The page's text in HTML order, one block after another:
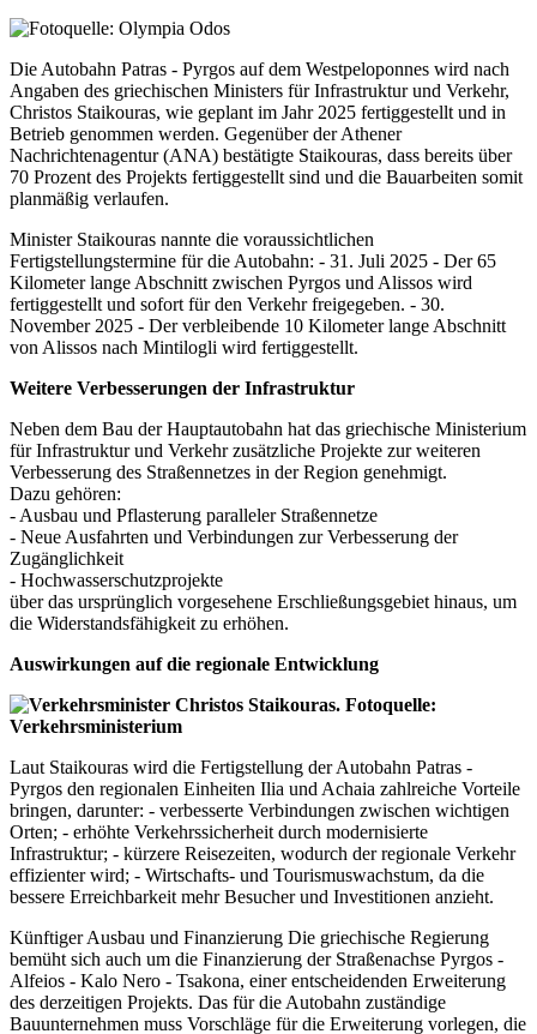
Die Autobahn Patras - Pyrgos auf dem Westpeloponnes wird nach
Angaben des griechischen Ministers für Infrastruktur und Verkehr,
Christos Staikouras, wie geplant im Jahr 2025 fertiggestellt und in
Betrieb genommen werden. Gegenüber der Athener
Nachrichtenagentur (ANA) bestätigte Staikouras, dass bereits über
70 Prozent des Projekts fertiggestellt sind und die Bauarbeiten somit
planmäßig verlaufen.
Minister Staikouras nannte die voraussichtlichen
Fertigstellungstermine für die Autobahn: - 31. Juli 2025 - Der 65
Kilometer lange Abschnitt zwischen Pyrgos und Alissos wird
fertiggestellt und sofort für den Verkehr freigegeben. - 30.
November 2025 - Der verbleibende 10 Kilometer lange Abschnitt
von Alissos nach Mintilogli wird fertiggestellt.
Weitere Verbesserungen der Infrastruktur
Neben dem Bau der Hauptautobahn hat das griechische Ministerium
für Infrastruktur und Verkehr zusätzliche Projekte zur weiteren
Verbesserung des Straßennetzes in der Region genehmigt.
Dazu gehören:
- Ausbau und Pflasterung paralleler Straßennetze
- Neue Ausfahrten und Verbindungen zur Verbesserung der
Zugänglichkeit
- Hochwasserschutzprojekte
über das ursprünglich vorgesehene Erschließungsgebiet hinaus, um
die Widerstandsfähigkeit zu erhöhen.
Auswirkungen auf die regionale Entwicklung
Laut Staikouras wird die Fertigstellung der Autobahn Patras -
Pyrgos den regionalen Einheiten Ilia und Achaia zahlreiche Vorteile
bringen, darunter: - verbesserte Verbindungen zwischen wichtigen
Orten; - erhöhte Verkehrssicherheit durch modernisierte
Infrastruktur; - kürzere Reisezeiten, wodurch der regionale Verkehr
effizienter wird; - Wirtschafts- und Tourismuswachstum, da die
bessere Erreichbarkeit mehr Besucher und Investitionen anzieht.
Künftiger Ausbau und Finanzierung Die griechische Regierung
bemüht sich auch um die Finanzierung der Straßenachse Pyrgos -
Alfeios - Kalo Nero - Tsakona, einer entscheidenden Erweiterung
des derzeitigen Projekts. Das für die Autobahn zuständige
Bauunternehmen muss Vorschläge für die Erweiterung vorlegen, die